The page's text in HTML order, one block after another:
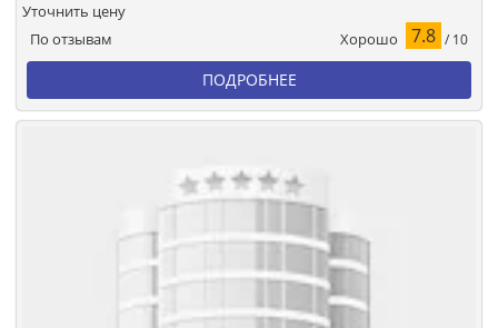
По отзывам Хорошо 7.8 / 10
Уточнить цену
ПОДРОБНЕЕ